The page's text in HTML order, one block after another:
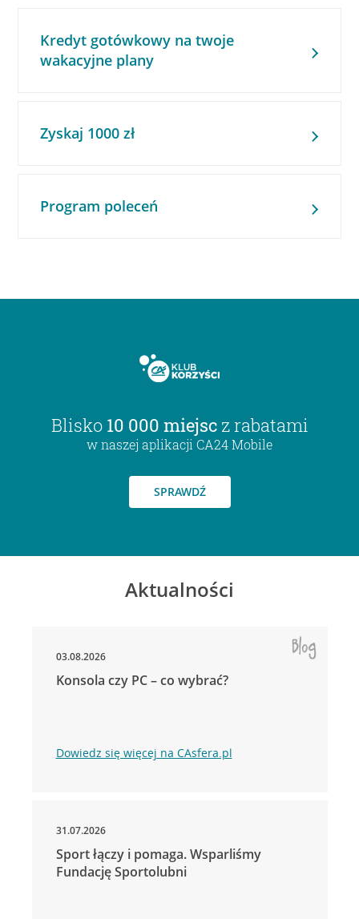
Kredyt gotówkowy na twoje
wakacyjne plany
Zyskaj 1000 zł
Program poleceń
Blisko 10 000 miejsc z rabatami
w naszej aplikacji CA24 Mobile
SPRAWDŹ
Aktualności
03.08.2026
Konsola czy PC – co wybrać?
Dowiedz się więcej na CAsfera.pl
31.07.2026
Sport łączy i pomaga. Wsparliśmy
Fundację Sportolubni